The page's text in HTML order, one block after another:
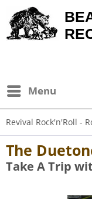
Menu
Revival Rock'n'Roll -
The
Take A Trip